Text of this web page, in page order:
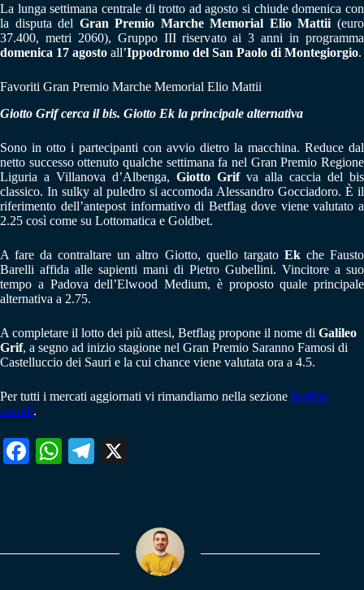
La lunga settimana centrale di trotto ad agosto si chiude domenica con
la disputa del Gran Premio Marche Memorial Elio Mattii (euro
37.400, metri 2060), Gruppo III riservato ai 3 anni in programma
domenica 17 agosto all’Ippodromo del San Paolo di Montegiorgio.
Favoriti Gran Premio Marche Memorial Elio Mattii
Giotto Grif cerca il bis. Giotto Ek la principale alternativa
Sono in otto i partecipanti con avvio dietro la macchina. Reduce dal
netto successo ottenuto qualche settimana fa nel Gran Premio Regione
Liguria a Villanova d’Albenga, Giotto Grifva alla caccia del bis
classico. In sulky al puledro si accomoda Alessandro Gocciadoro. È il
riferimento dell’antepost informativo di Betflag dove viene valutato a
2.25 così come su Lottomatica e Goldbet.
A fare da contraltare un altro Giotto, quello targato Ekche Fausto
Barelli affida alle sapienti mani di Pietro Gubellini. Vincitore a suo
tempo a Padova dell’Elwood Medium, è proposto quale principale
alternativa a 2.75.
A completare il lotto dei più attesi, Betflag propone il nome di Galileo
Grif, a segno ad inizio stagione nel Gran Premio Saranno Famosi di
Castelluccio dei Sauri e la cui chance viene valutata ora a 4.5.
Per tutti i mercati aggiornati vi rimandiamo nella sezione Betflag
cavalli.
Fa W
pp
Te
m